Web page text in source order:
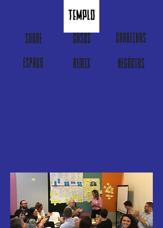
NEGÓCIOS
CASOS
ESPAÇO
SOBRE
CARREIRAS
REMIX